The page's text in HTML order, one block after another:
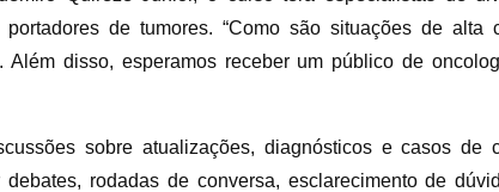
de tumores. “Como são situações de
disso, esperamos receber um público de
sobre atualizações, diagnósticos e casos
rodadas de conversa, esclarecimento de